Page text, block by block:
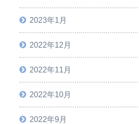
2023年1月
2022年12月
2022年11月
2022年10月
2022年9月